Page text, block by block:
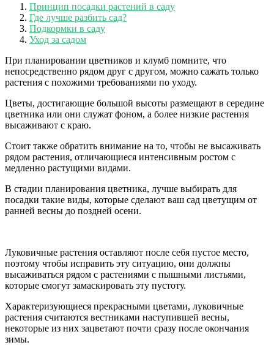
Принцип посадки растений в саду
Где лучше разбить сад?
Подкормки в саду
Уход за садом
При планировании цветников и клумб помните, что
непосредственно рядом друг с другом, можно сажать только
растения с похожими требованиями по уходу.
Цветы, достигающие большой высоты размещают в середине
цветника или они служат фоном, а более низкие растения
высаживают с краю.
Стоит также обратить внимание на то, чтобы не высаживать
рядом растения, отличающиеся интенсивным ростом с
медленно растущими видами.
В стадии планирования цветника, лучше выбирать для
посадки такие виды, которые сделают ваш сад цветущим от
ранней весны до поздней осени.
Луковичные растения оставляют после себя пустое место,
поэтому чтобы исправить эту ситуацию, они должны
высаживаться рядом с растениями с пышными листьями,
которые смогут замаскировать эту пустоту.
Характеризующиеся прекрасными цветами, луковичные
растения считаются вестниками наступившей весны,
некоторые из них зацветают почти сразу после окончания
зимы.